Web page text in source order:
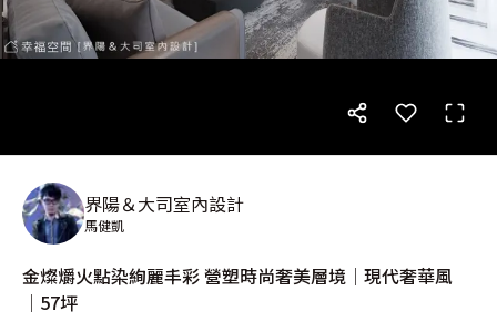
界陽＆大司室內設計
馬健凱
金燦爝火點染絢麗丰彩 營塑時尚奢美層境│現代奢華風
│57坪